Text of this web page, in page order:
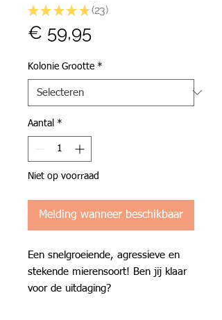
★ ★ ★ ★ ★ 23
23
€ 59,95Prijs
Kolonie Grootte *
Aantal *
Niet op voorraad
Melding wanneer beschikbaar
Een snelgroeiende, agressieve en
stekende mierensoort! Ben jij klaar
voor de uitdaging?